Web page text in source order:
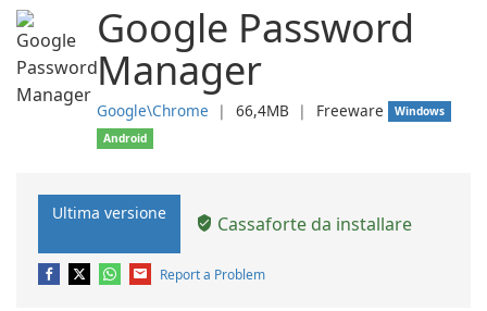
Google Password
Manager
Google\Chrome ❘ 66,4MB ❘ Freeware
Windows
Android
Ultima versione Cassaforte da installare
Report a Problem